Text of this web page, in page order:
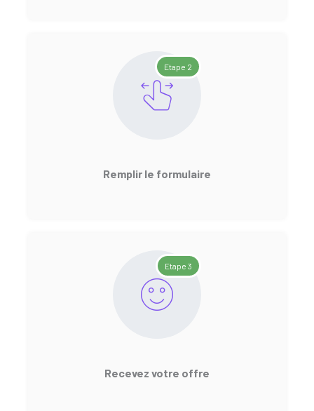
Etape 2
Remplir le formulaire
Etape 3
Recevez votre offre